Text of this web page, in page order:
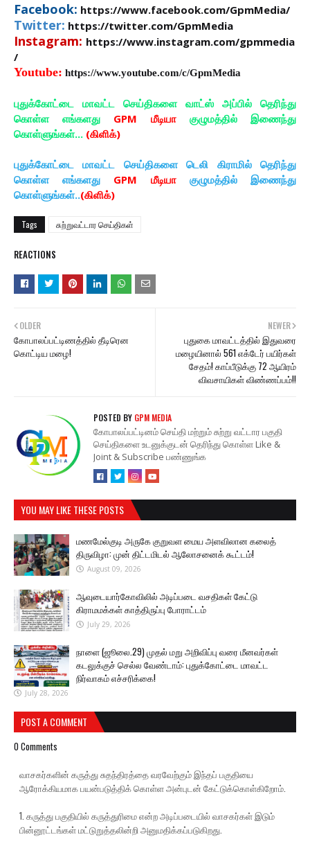
Facebook: https://www.facebook.com/GpmMedia/
Twitter: https://twitter.com/GpmMedia
Instagram: https://www.instagram.com/gpmmedia
/
Youtube: https://www.youtube.com/c/GpmMedia
புதுக்கோட்டை மாவட்ட செய்திகளை வாட்ஸ் அப்பில் தெரிந்து
கொள்ள எங்களது GPM மீடியாகுழுமத்தில் இணைந்து
கொள்ளுங்கள்... (கிளிக்)
புதுக்கோட்டை மாவட்ட செய்திகளை டெலி கிராமில் தெரிந்து
கொள்ள எங்களது GPM மீடியாகுழுமத்தில் இணைந்து
கொள்ளுங்கள்..(கிளிக்)
Tags சுற்றுவட்டார செய்திகள்
REACTIONS
NEWER
புதுகை மாவட்டத்தில் இதுவரை
மழையினால் 561 எக்டேர் பயிர்கள்
சேதம்! காப்பீடுக்கு 72 ஆயிரம்
விவசாயிகள் விண்ணப்பம்!!
OLDER
கோபாலப்பட்டிணத்தில் தீடிரென
கொட்டிய மழை!
POSTED BY GPM MEDIA
கோபாலப்பட்டினம் செய்தி மற்றும் சுற்று வட்டார பகுதி
செய்திகளை உடனுக்குடன் தெரிந்து கொள்ள Like &
Joint & Subscribe பண்ணுங்க
YOU MAY LIKE THESE POSTS
மணமேல்குடி அருகே குறுவள மைய அளவிலான கலைத்
திருவிழா: முன் திட்டமிடல் ஆலோசனைக் கூட்டம்!
August 09, 2026
ஆவுடையார்கோவிலில் அடிப்படை வசதிகள் கேட்டு
கிராமமக்கள் காத்திருப்பு போராட்டம்
July 29, 2026
நாளை (ஜூலை.29) முதல் மறு அறிவிப்பு வரை மீனவர்கள்
கடலுக்குச் செல்ல வேண்டாம்: புதுக்கோட்டை மாவட்ட
நிர்வாகம் எச்சரிக்கை!
July 28, 2026
POST A COMMENT
0 Comments
வாசகர்களின் கருத்து சுதந்திரத்தை வரவேற்கும் இந்தப் பகுதியை
ஆரோக்கியமாக பயன்படுத்திக் கொள்ள அன்புடன் கேட்டுக்கொள்கிறோம்.
1. கருத்து பகுதியில் கருத்துரிமை என்ற அடிப்படையில் வாசகர்கள் இடும்
பின்னூட்டங்கள் மட்டுறுத்தலின்றி அனுமதிக்கப்படுகிறது.